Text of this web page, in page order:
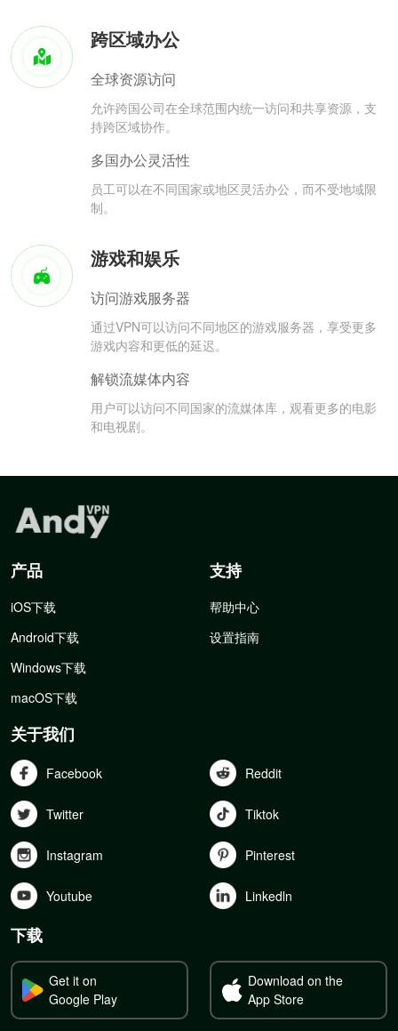
跨区域办公
全球资源访问
允许跨国公司在全球范围内统一访问和共享资源，支
持跨区域协作。
多国办公灵活性
员工可以在不同国家或地区灵活办公，而不受地域限
制。
游戏和娱乐
访问游戏服务器
通过VPN可以访问不同地区的游戏服务器，享受更多
游戏内容和更低的延迟。
解锁流媒体内容
用户可以访问不同国家的流媒体库，观看更多的电影
和电视剧。
产品
iOS下载
Android下载
Windows下载
macOS下载
支持
帮助中心
设置指南
关于我们
Facebook Reddit
Twitter Tiktok
Instagram Pinterest
Youtube Linkedln
下载
Get it on
Google Play
Download on the
App Store